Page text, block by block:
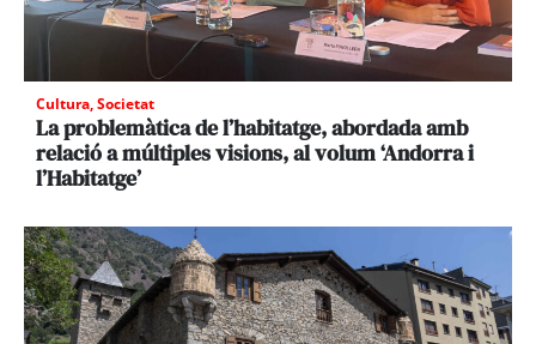
Cultura,Societat
La problemàtica de l’habitatge, abordada amb
relació a múltiples visions, al volum ‘Andorra i
l’Habitatge’